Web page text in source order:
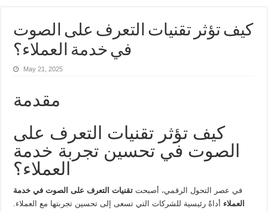
كيف تؤثر تقنيات التعرف على الصوت
في خدمة العملاء؟
May 21, 2025
مقدمة
كيف تؤثر تقنيات التعرف على
الصوت في تحسين تجربة خدمة
العملاء؟
في عصر التحول الرقمي، أصبحت تقنيات التعرف على الصوت في خدمة
العملاء أداةً رئيسية للشركات التي تسعى إلى تحسين تجربتها مع العملاء.